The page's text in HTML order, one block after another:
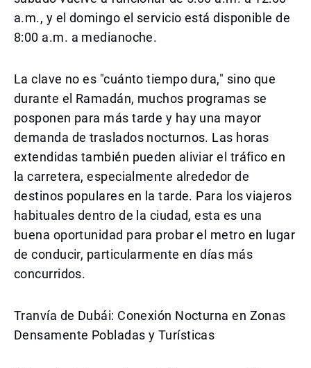
a.m., y el domingo el servicio está disponible de
8:00 a.m. a medianoche.
La clave no es "cuánto tiempo dura," sino que
durante el Ramadán, muchos programas se
posponen para más tarde y hay una mayor
demanda de traslados nocturnos. Las horas
extendidas también pueden aliviar el tráfico en
la carretera, especialmente alrededor de
destinos populares en la tarde. Para los viajeros
habituales dentro de la ciudad, esta es una
buena oportunidad para probar el metro en lugar
de conducir, particularmente en días más
concurridos.
Tranvía de Dubái: Conexión Nocturna en Zonas
Densamente Pobladas y Turísticas